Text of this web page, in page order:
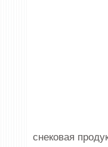
снековая